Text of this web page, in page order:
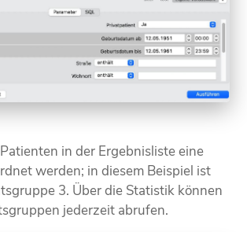
in der Ergebnisliste eine
werden; in diesem Beispiel ist
3. Über die Statistik können
jederzeit abrufen.